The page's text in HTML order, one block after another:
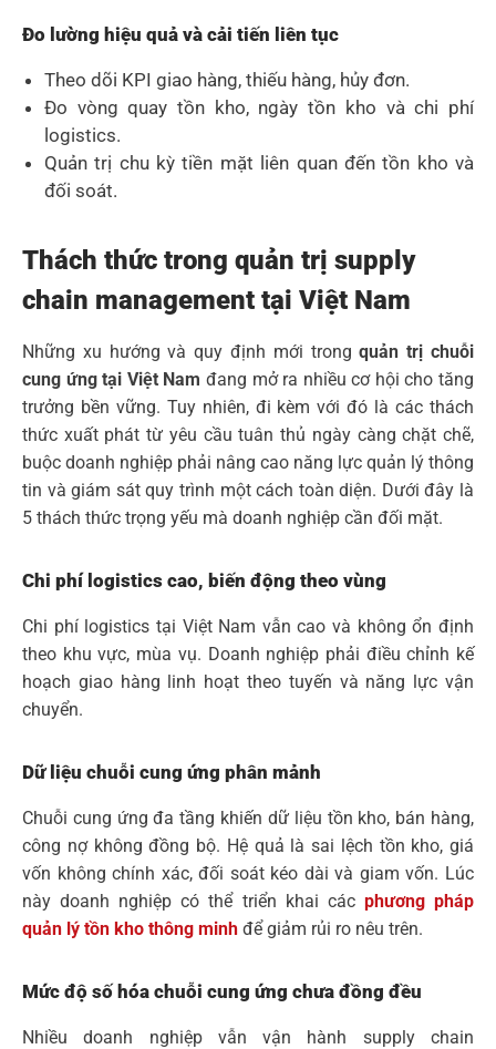
Đo lường hiệu quả và cải tiến liên tục
Theo dõi KPI giao hàng, thiếu hàng, hủy đơn.
Đo vòng quay tồn kho, ngày tồn kho và chi phí
logistics.
Quản trị chu kỳ tiền mặt liên quan đến tồn kho và
đối soát.
Thách thức trong quản trị supply
chain management tại Việt Nam
Những xu hướng và quy định mới trongquản trị chuỗi
cung ứng tại Việt Nam đang mở ra nhiều cơ hội cho tăng
trưởng bền vững. Tuy nhiên, đi kèm với đó là các thách
thức xuất phát từ yêu cầu tuân thủ ngày càng chặt chẽ,
buộc doanh nghiệp phải nâng cao năng lực quản lý thông
tin và giám sát quy trình một cách toàn diện. Dưới đây là
5 thách thức trọng yếu mà doanh nghiệp cần đối mặt.
Chi phí logistics cao, biến động theo vùng
Chi phí logistics tại Việt Nam vẫn cao và không ổn định
theo khu vực, mùa vụ. Doanh nghiệp phải điều chỉnh kế
hoạch giao hàng linh hoạt theo tuyến và năng lực vận
chuyển.
Dữ liệu chuỗi cung ứng phân mảnh
Chuỗi cung ứng đa tầng khiến dữ liệu tồn kho, bán hàng,
công nợ không đồng bộ. Hệ quả là sai lệch tồn kho, giá
vốn không chính xác, đối soát kéo dài và giam vốn. Lúc
này doanh nghiệp có thể triển khai các phương pháp
quản lý tồn kho thông minh để giảm rủi ro nêu trên.
Mức độ số hóa chuỗi cung ứng chưa đồng đều
Nhiều doanh nghiệp vẫn vận hành supply chain